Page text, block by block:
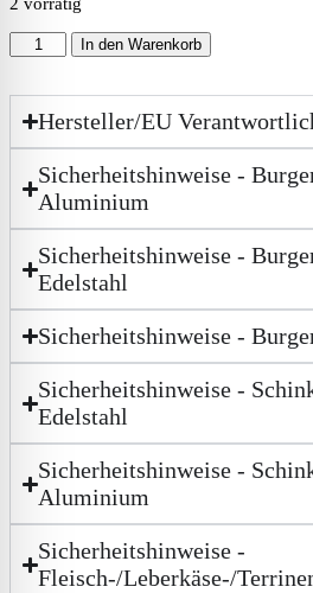
2 vorrätig
In den Warenkorb
Hersteller/EU
Sicherheitshinweise -
Aluminium
Sicherheitshinweise -
Edelstahl
Sicherheitshinweise -
Sicherheitshinweise -
Edelstahl
Sicherheitshinweise -
Aluminium
Sicherheitshinweise -
Fleisch-/Leberkäse-/